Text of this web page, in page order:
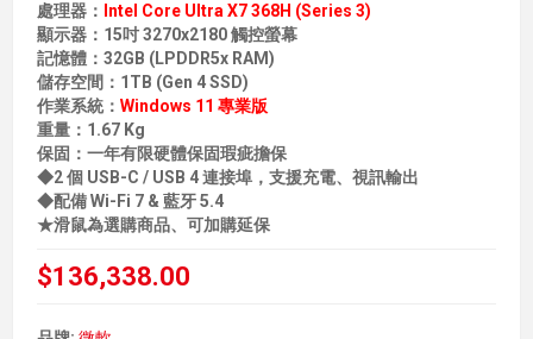
處理器：
Intel Core Ultra X7 368H (Series 3)
顯示器：15吋 3270x2180 觸控螢幕
記憶體：32GB (LPDDR5x RAM)
儲存空間：1TB (Gen 4 SSD)
作業系統： Windows 11 專業版
重量：1.67 Kg
保固：一年有限硬體保固瑕疵擔保
◆2 個 USB-C / USB 4 連接埠，支援充電、視訊輸出
◆配備 Wi-Fi 7 & 藍牙 5.4
★滑鼠為選購商品、可加購延保
$136,338.00